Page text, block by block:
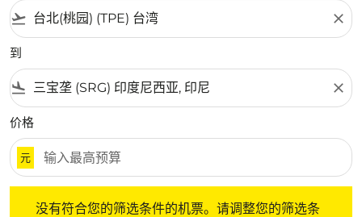
flight_takeoff close
到
flight_land close
价格
元
没有符合您的筛选条件的机票。请调整您的筛选条